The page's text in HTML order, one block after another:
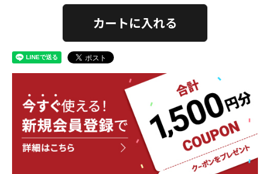
カートに入れる